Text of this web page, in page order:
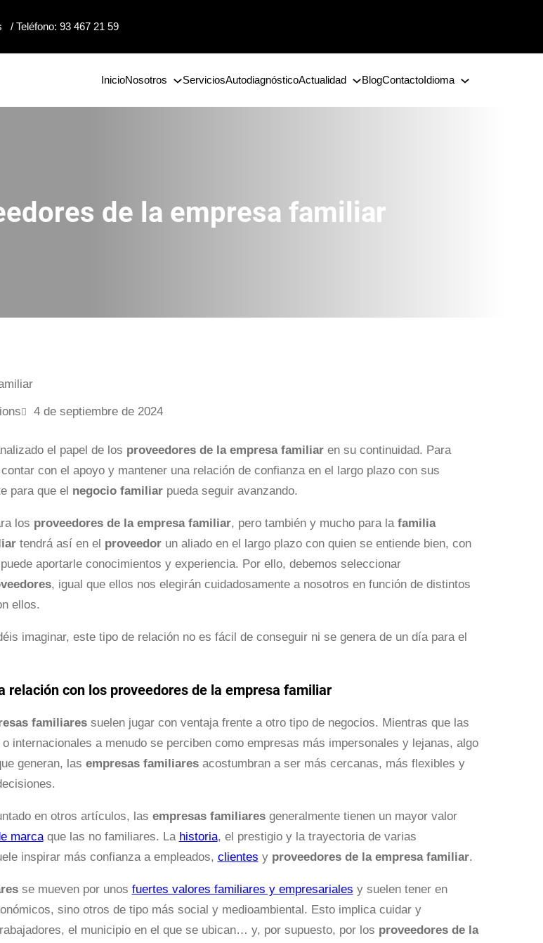
/ Teléfono: 93 467 21 59
InicioNosotros ServiciosAutodiagnósticoActualidad BlogContactoIdioma
de la empresa familiar
4 de septiembre de 2024
el papel de los proveedores de la empresa familiar en su continuidad. Para
con el apoyo y mantener una relación de confianza en el largo plazo con sus
para que el negocio familiarpueda seguir avanzando.
los proveedores de la empresa familiar, pero también y mucho para la familia
tendrá así en el proveedorun aliado en el largo plazo con quien se entiende bien, con
aportarle conocimientos y experiencia. Por ello, debemos seleccionar
, igual que ellos nos elegirán cuidadosamente a nosotros en función de distintos
ellos.
imaginar, este tipo de relación no es fácil de conseguir ni se genera de un día para el
relación con los proveedores de la empresa familiar
familiaressuelen jugar con ventaja frente a otro tipo de negocios. Mientras que las
internacionales a menudo se perciben como empresas más impersonales y lejanas, algo
generan, las empresas familiaresacostumbran a ser más cercanas, más flexibles y
en otros artículos, las empresas familiares generalmente tienen un mayor valor
marcaque las no familiares. La historia, el prestigio y la trayectoria de varias
inspirar más confianza a empleados, clientes y proveedores de la empresa familiar.
se mueven por unos fuertes valores familiares y empresariales y suelen tener en
sino otros de tipo más social y medioambiental. Esto implica cuidar y
el municipio en el que se ubican… y, por supuesto, por los proveedores de la